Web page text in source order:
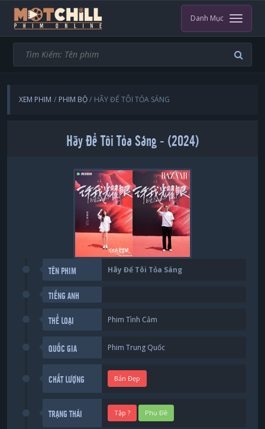
Danh Mục
XEM PHIM PHIM BỘ HÃY ĐỂ TÔI TỎA SÁNG
Hãy Để Tôi Tỏa Sáng - (2024)
TÊN PHIM Hãy Để Tôi Tỏa Sáng
TIẾNG ANH
THỂ LOẠI Phim Tình Cảm
QUỐC GIA Phim Trung Quốc
CHẤT LƯỢNG Bản Đẹp
TRẠNG THÁI Tập ? Phụ Đề